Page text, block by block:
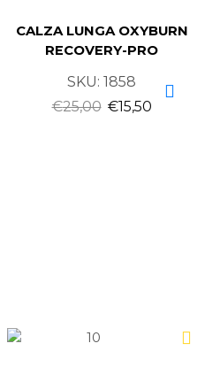
CALZA LUNGA OXYBURN
RECOVERY-PRO
SKU: 1858
€25,00 €15,50